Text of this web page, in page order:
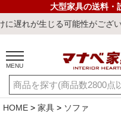
大型家具の送料・
ございます。ご迷惑をおかけ
MENU
ご利用ガイド
店舗一覧
HOME 家具 ソファ